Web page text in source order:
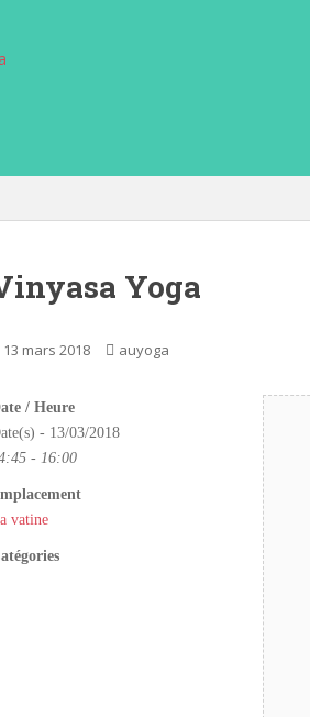
Yoga
13 mars 2018 auyoga
/ Heure
- 13/03/2018
- 16:00
vatine